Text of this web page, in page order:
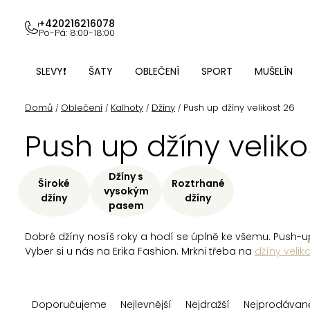
obsah
+420216216078
Po-Pá: 8:00-18:00
SLEVY❗ ŠATY OBLEČENÍ SPORT MUŠELÍN
Domů / Oblečení / Kalhoty / Džíny / Push up džíny velikost 26
Push up džíny
Dobré džíny nosíš roky a hodí se úplně ke všemu.
Vyber si u nás na Erika Fashion. Mrkni třeba na džíny
Široké
džíny
Džíny s
vysokým
pasem
Roztrhané
džíny
Ř
Doporučujeme Nejlevnější Nejdražší